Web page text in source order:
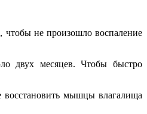
чтобы не произошло воспаление
двух месяцев. Чтобы быстро
мышцы влагалища